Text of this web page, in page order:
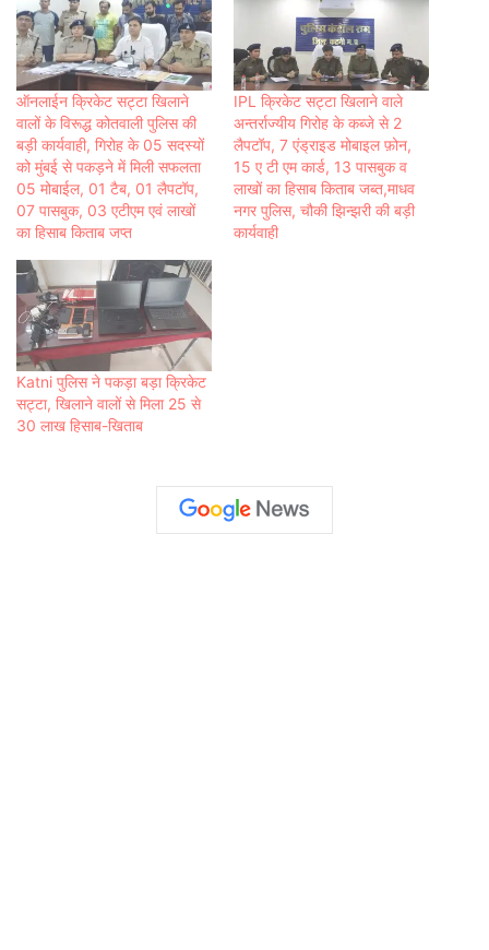
ऑनलाईन क्रिकेट सट्टा खिलाने
वालों के विरूद्ध कोतवाली पुलिस की
बड़ी कार्यवाही, गिरोह के 05 सदस्यों
को मुंबई से पकड़ने में मिली सफलता
05 मोबाईल, 01 टैब, 01 लैपटॉप,
07 पासबुक, 03 एटीएम एवं लाखों
का हिसाब किताब जप्त
IPL क्रिकेट सट्टा खिलाने वाले
अन्तर्राज्यीय गिरोह के कब्जे से 2
लैपटॉप, 7 एंड्राइड मोबाइल फ़ोन,
15 ए टी एम कार्ड, 13 पासबुक व
लाखों का हिसाब किताब जब्त,माधव
नगर पुलिस, चौकी झिन्झरी की बड़ी
कार्यवाही
Katni पुलिस ने पकड़ा बड़ा क्रिकेट
सट्टा, खिलाने वालों से मिला 25 से
30 लाख हिसाब-खिताब